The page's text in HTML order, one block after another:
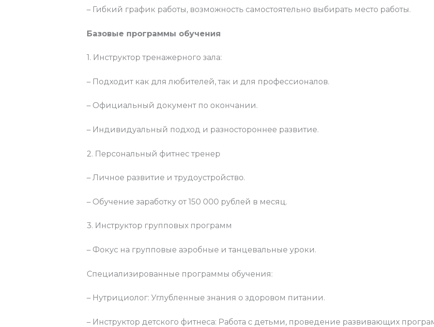
– Гибкий график работы, возможность самостоятельно выбирать место работы.
Базовые программы обучения
1. Инструктор тренажерного зала:
– Подходит как для любителей, так и для профессионалов.
– Официальный документ по окончании.
– Индивидуальный подход и разностороннее развитие.
2. Персональный фитнес тренер
– Личное развитие и трудоустройство.
– Обучение заработку от 150 000 рублей в месяц.
3. Инструктор групповых программ
– Фокус на групповые аэробные и танцевальные уроки.
Специализированные программы обучения:
– Нутрициолог: Углубленные знания о здоровом питании.
– Инструктор детского фитнеса: Работа с детьми, проведение развивающих